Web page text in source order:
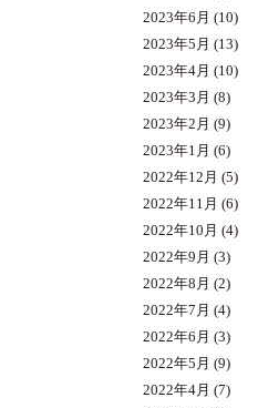
2023年6月 (10)
2023年5月 (13)
2023年4月 (10)
2023年3月 (8)
2023年2月 (9)
2023年1月 (6)
2022年12月 (5)
2022年11月 (6)
2022年10月 (4)
2022年9月 (3)
2022年8月 (2)
2022年7月 (4)
2022年6月 (3)
2022年5月 (9)
2022年4月 (7)